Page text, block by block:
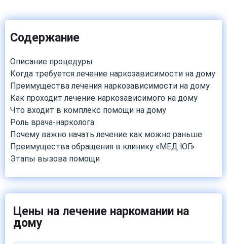
Содержание
Описание процедуры
Когда требуется лечение наркозависимости на дому
Преимущества лечения наркозависимости на дому
Как проходит лечение наркозависимого на дому
Что входит в комплекс помощи на дому
Роль врача-нарколога
Почему важно начать лечение как можно раньше
Преимущества обращения в клинику «МЕД ЮГ»
Этапы вызова помощи
Цены на лечение наркомании на
дому